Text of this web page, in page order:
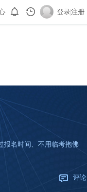
登录|注册
报名时间、不用临考抱佛
评论